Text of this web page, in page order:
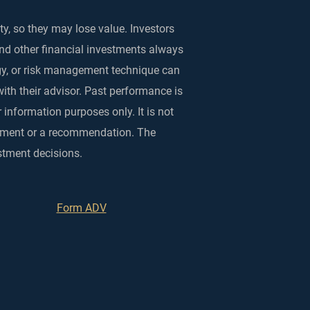
so they may lose value. Investors
other financial investments always
or risk management technique can
their advisor. Past performance is
purposes only. It is not
or a recommendation. The
decisions.
Form ADV